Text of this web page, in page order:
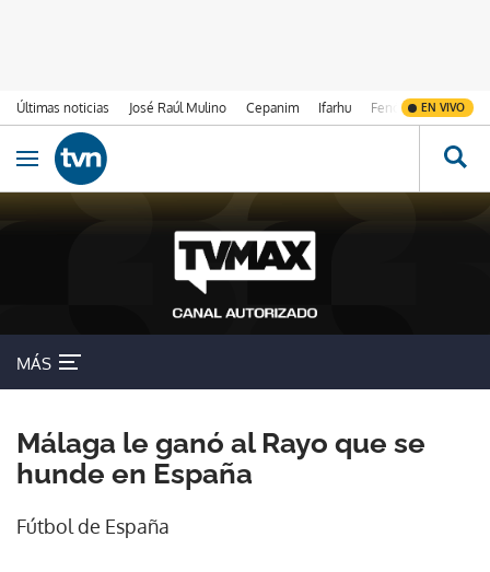
Últimas noticias José Raúl Mulino Cepanim Ifarhu Fenómeno de El
EN VIVO
Ir al contenido
Obrir navegació
MÁS
Málaga le ganó al Rayo que se
hunde en España
Fútbol de España